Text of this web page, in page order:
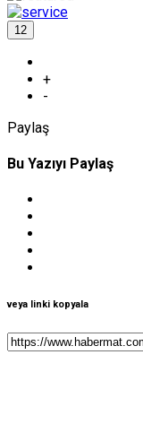
12
+
-
Paylaş
Bu Yazıyı Paylaş
veya linki kopyala